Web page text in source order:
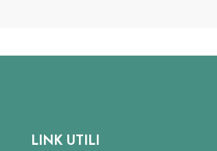
LINK UTILI